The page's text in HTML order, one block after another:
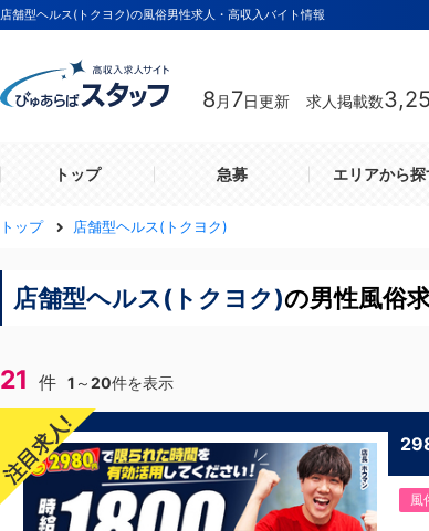
店舗型ヘルス(トクヨク)の風俗男性求人・高収入バイト情報
8 月 7日更新 求人掲載数
トップ 急募 エリアから探
トップ 店舗型ヘルス(トクヨク)
店舗型ヘルス(トクヨク)の男性風俗
21 件 1 ～20件を表示
注目求人!
風